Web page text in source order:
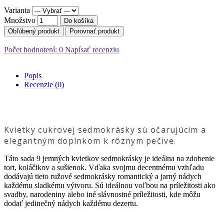
Varianta
Množstvo
Do košíka
Obľúbený produkt
Porovnať produkt
Počet hodnotení: 0 Napísať recenziu
Popis
Recenzie (0)
Kvietky cukrovej sedmokrásky sú očarujúcim a
elegantným doplnkom k rôznym pečive.
Táto sada 9 jemných kvietkov sedmokrásky je ideálna na zdobenie
tort, koláčikov a sušienok. Vďaka svojmu decentnému vzhľadu
dodávajú tieto ružové sedmokrásky romantický a jarný nádych
každému sladkému výtvoru. Sú ideálnou voľbou na príležitosti ako
svadby, narodeniny alebo iné slávnostné príležitosti, kde môžu
dodať jedinečný nádych každému dezertu.